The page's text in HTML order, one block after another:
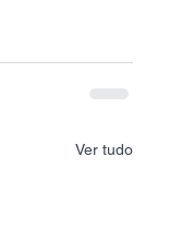
Ver tudo